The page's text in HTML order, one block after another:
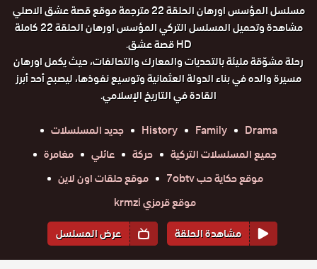
مسلسل المؤسس اورهان الحلقة 22 مترجمة موقع قصة عشق الاصلي
مشاهدة وتحميل المسلسل التركي المؤسس اورهان الحلقة 22 كاملة
HD قصة عشق.
رحلة مشوّقة مليئة بالتحديات والمعارك والتحالفات، حيث يكمل اورهان
مسيرة والده في بناء الدولة العثمانية وتوسيع نفوذها، ليصبح أحد أبرز
القادة في التاريخ الإسلامي.
Drama
Family
History
جديد المسلسلات
جميع المسلسلات التركية
حركة عائلي
مغامرة
موقع حكاية حب 7obtv
موقع حلقات اون لاين
موقع قرمزي krmzi
مشاهدة الحلقة
عرض المسلسل